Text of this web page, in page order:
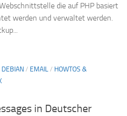
die auf PHP basiert
werden und verwaltet werden.
DEBIAN/ EMAIL/ HOWTOS &
in Deutscher